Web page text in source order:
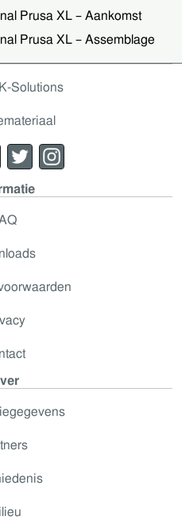
Prusa XL – Aankomst
Prusa XL – Assemblage
Solutions